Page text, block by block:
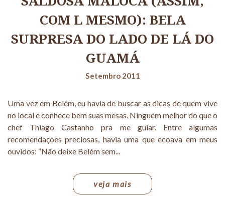
COM L MESMO): BELA
SURPRESA DO LADO DE LÁ DO
GUAMÁ
Setembro 2011
Uma vez em Belém, eu havia de buscar as dicas de quem vive
no local e conhece bem suas mesas. Ninguém melhor do que o
chef Thiago Castanho pra me guiar. Entre algumas
recomendações preciosas, havia uma que ecoava em meus
ouvidos: “Não deixe Belém sem...
veja mais